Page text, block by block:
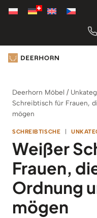
Zum
Deerhorn Möbel /
Schreibtisch für Frauen,
mögen
SCHREIBTISCHE |
Weißer
Frauen,
Ordnung
mögen